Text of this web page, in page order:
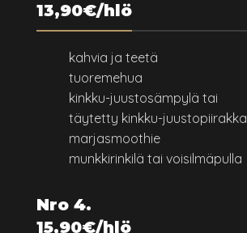
13,90€/hlö
kahvia ja teetä
tuoremehua
kinkku-juustosämpylä tai
täytetty kinkku-juustopiirakka
marjasmoothie
munkkirinkilä tai voisilmäpulla
Nro 4.
15,90€/hlö